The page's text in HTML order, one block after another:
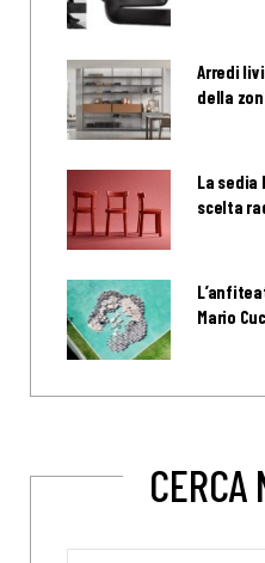
Arredi
della
La sedia
scelta
Mario
CERCA